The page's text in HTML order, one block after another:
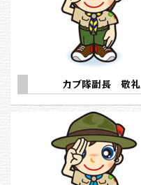
カブ隊副長 敬礼